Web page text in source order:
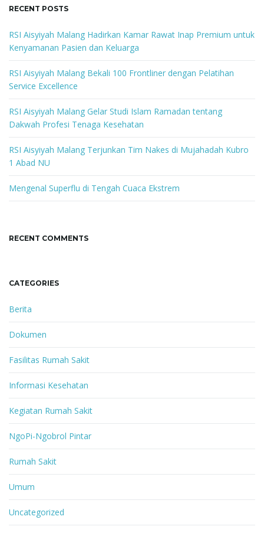
c
k
e
y
w
o
r
d
RECENT POSTS
RSI Aisyiyah Malang Hadirkan Kamar Rawat Inap Premium untuk
Kenyamanan Pasien dan Keluarga
RSI Aisyiyah Malang Bekali 100 Frontliner dengan Pelatihan
Service Excellence
RSI Aisyiyah Malang Gelar Studi Islam Ramadan tentang
Dakwah Profesi Tenaga Kesehatan
RSI Aisyiyah Malang Terjunkan Tim Nakes di Mujahadah Kubro
1 Abad NU
Mengenal Superflu di Tengah Cuaca Ekstrem
RECENT COMMENTS
CATEGORIES
Berita
Dokumen
Fasilitas Rumah Sakit
Informasi Kesehatan
Kegiatan Rumah Sakit
NgoPi-Ngobrol Pintar
Rumah Sakit
Umum
Uncategorized